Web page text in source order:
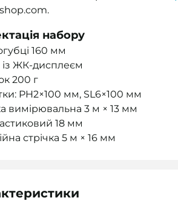
набору
160 мм
із ЖК-дисплеєм
200 г
PH2×100 мм, SL6×100 мм
вимірювальна 3 м × 13 мм
18 мм
стрічка 5 м × 16 мм